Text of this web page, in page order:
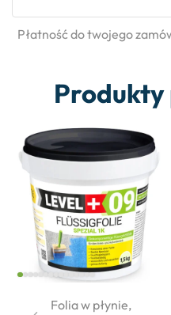
Płatność do twojego
Folia w płynie,